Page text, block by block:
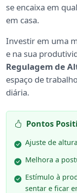
se encaixa em
em casa.
Investir em uma
e na sua
Regulagem de
espaço de
diária.
Pontos
Ajuste de
Melhora a
Estímulo à
sentar e ficar